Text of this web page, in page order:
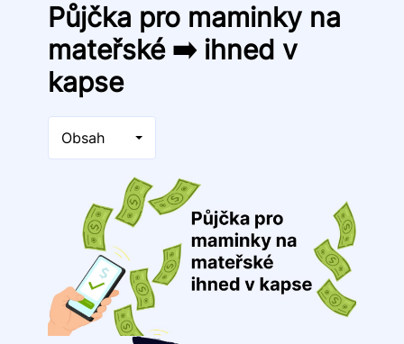
Půjčka pro maminky na
mateřské ➡️ ihned v
kapse
Obsah